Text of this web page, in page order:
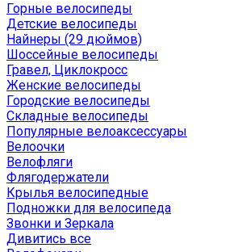
Горные велосипеды
Детские велосипеды
Найнеры (29 дюймов)
Шоссейные велосипеды
Гравел, Циклокросс
Женские велосипеды
Городcкие велосипеды
Складные велосипеды
Популярные велоаксессуары
Велоочки
Велофляги
Флягодержатели
Крылья велосипедные
Подножки для велосипеда
Звонки и Зеркала
Дивитись все